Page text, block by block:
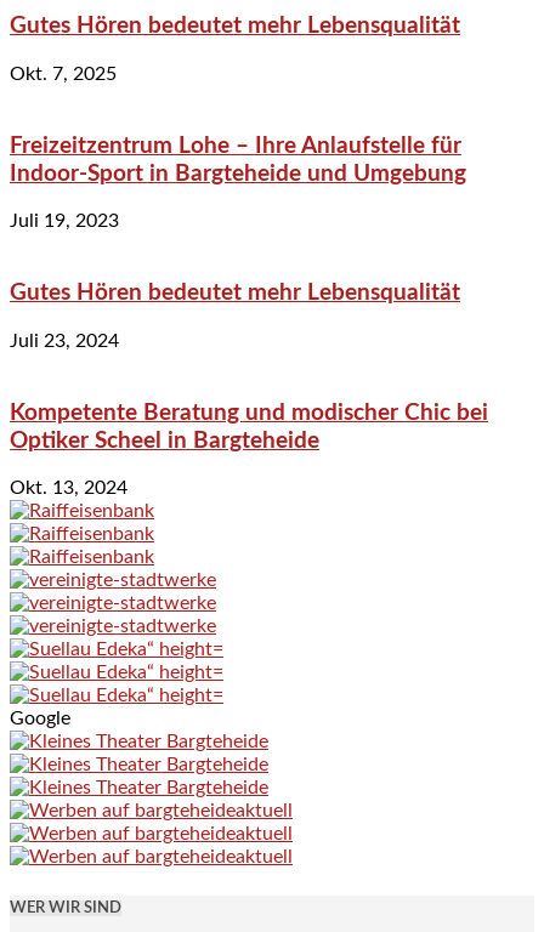
Gutes Hören bedeutet mehr Lebensqualität
Okt. 7, 2025
Freizeitzentrum Lohe – Ihre Anlaufstelle für
Indoor-Sport in Bargteheide und Umgebung
Juli 19, 2023
Gutes Hören bedeutet mehr Lebensqualität
Juli 23, 2024
Kompetente Beratung und modischer Chic bei
Optiker Scheel in Bargteheide
Okt. 13, 2024
Google
WER WIR SIND